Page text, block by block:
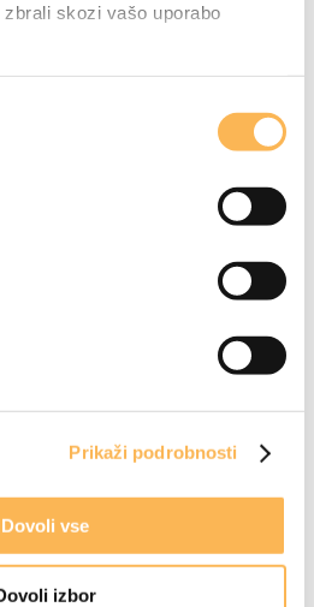
skozi vašo uporabo
Prikaži podrobnosti
Dovoli vse
izbor